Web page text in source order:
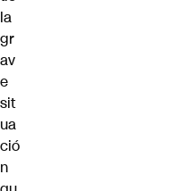
la
gr
av
e
sit
ua
ció
n